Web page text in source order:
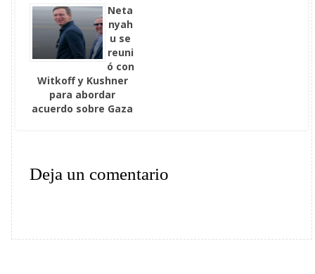
Neta
nyah
u se
reuni
ó con
Witkoff y Kushner
para abordar
acuerdo sobre Gaza
Deja un comentario